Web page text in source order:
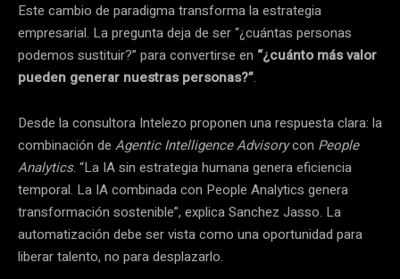
Este cambio de paradigma transforma la estrategia
empresarial. La pregunta deja de ser “¿cuántas personas
podemos sustituir?” para convertirse en “¿cuánto más valor
pueden generar nuestras personas?”.
Desde la consultora Intelezo proponen una respuesta clara: la
combinación de Agentic Intelligence Advisorycon People
Analytics. “La IA sin estrategia humana genera eficiencia
temporal. La IA combinada con People Analytics genera
transformación sostenible”, explica Sanchez Jasso. La
automatización debe ser vista como una oportunidad para
liberar talento, no para desplazarlo.